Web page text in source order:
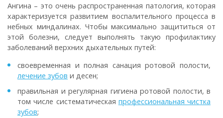
Ангина – это очень распространенная патология, которая
характеризуется развитием воспалительного процесса в
небных миндалинах. Чтобы максимально защититься от
этой болезни, следует выполнять такую профилактику
заболеваний верхних дыхательных путей:
своевременная и полная санация ротовой полости,
лечение зубов и десен;
правильная и регулярная гигиена ротовой полости, в
том числе систематическая профессиональная чистка
зубов;